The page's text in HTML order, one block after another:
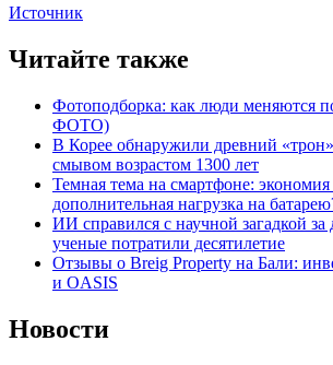
Источник
Читайте также
Фотоподборка: как люди меняются
ФОТО)
В Корее обнаружили древний
смывом возрастом 1300 лет
Темная тема на смартфоне: экономия
дополнительная нагрузка на
ИИ справился с научной загадкой
ученые потратили десятилетие
Отзывы о Breig Property на Бали:
и OASIS
Новости